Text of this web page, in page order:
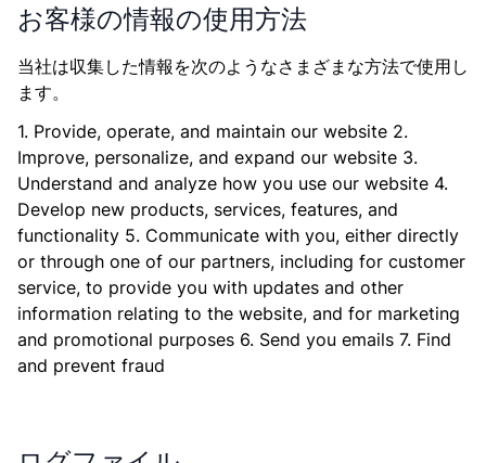
お客様の情報の使用方法
当社は収集した情報を次のようなさまざまな方法で使用し
ます。
1. Provide, operate, and maintain our website 2.
Improve, personalize, and expand our website 3.
Understand and analyze how you use our website 4.
Develop new products, services, features, and
functionality 5. Communicate with you, either directly
or through one of our partners, including for customer
service, to provide you with updates and other
information relating to the website, and for marketing
and promotional purposes 6. Send you emails 7. Find
and prevent fraud